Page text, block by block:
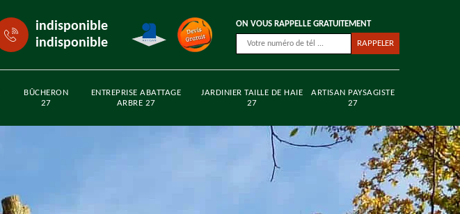
indisponible
indisponible
ON VOUS RAPPELLE GRATUITEMENT
BÛCHERON
27
ENTREPRISE ABATTAGE
ARBRE 27
JARDINIER TAILLE DE HAIE
27
ARTISAN PAYSAGISTE
27